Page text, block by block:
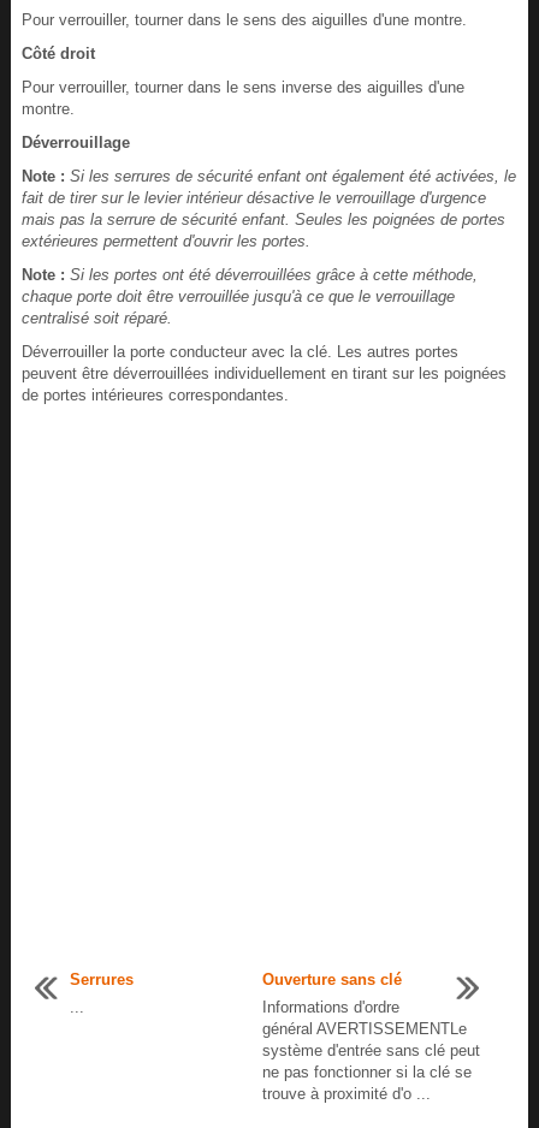
Pour verrouiller, tourner dans le sens des aiguilles d'une montre.
Côté droit
Pour verrouiller, tourner dans le sens inverse des aiguilles d'une
montre.
Déverrouillage
Note : Si les serrures de sécurité enfant ont également été activées, le
fait de tirer sur le levier intérieur désactive le verrouillage d'urgence
mais pas la serrure de sécurité enfant. Seules les poignées de portes
extérieures permettent d'ouvrir les portes.
Note : Si les portes ont été déverrouillées grâce à cette méthode,
chaque porte doit être verrouillée jusqu'à ce que le verrouillage
centralisé soit réparé.
Déverrouiller la porte conducteur avec la clé. Les autres portes
peuvent être déverrouillées individuellement en tirant sur les poignées
de portes intérieures correspondantes.
Serrures
Ouverture sans clé
Informations d'ordre
général AVERTISSEMENTLe
système d'entrée sans clé peut
ne pas fonctionner si la clé se
trouve à proximité d'o ...